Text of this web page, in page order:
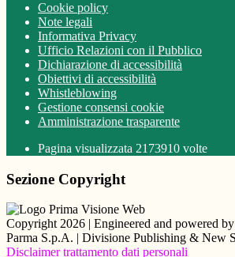
Cookie policy
Note legali
Informativa Privacy
Ufficio Relazioni con il Pubblico
Dichiarazione di accessibilità
Obiettivi di accessibilità
Whistleblowing
Gestione consensi cookie
Amministrazione trasparente
Pagina visualizzata 2173910 volte
Sezione Copyright
Copyright 2026 | Engineered and powered
Parma S.p.A. | Divisione Publishing & New
Disclaimer trattamento dati personali